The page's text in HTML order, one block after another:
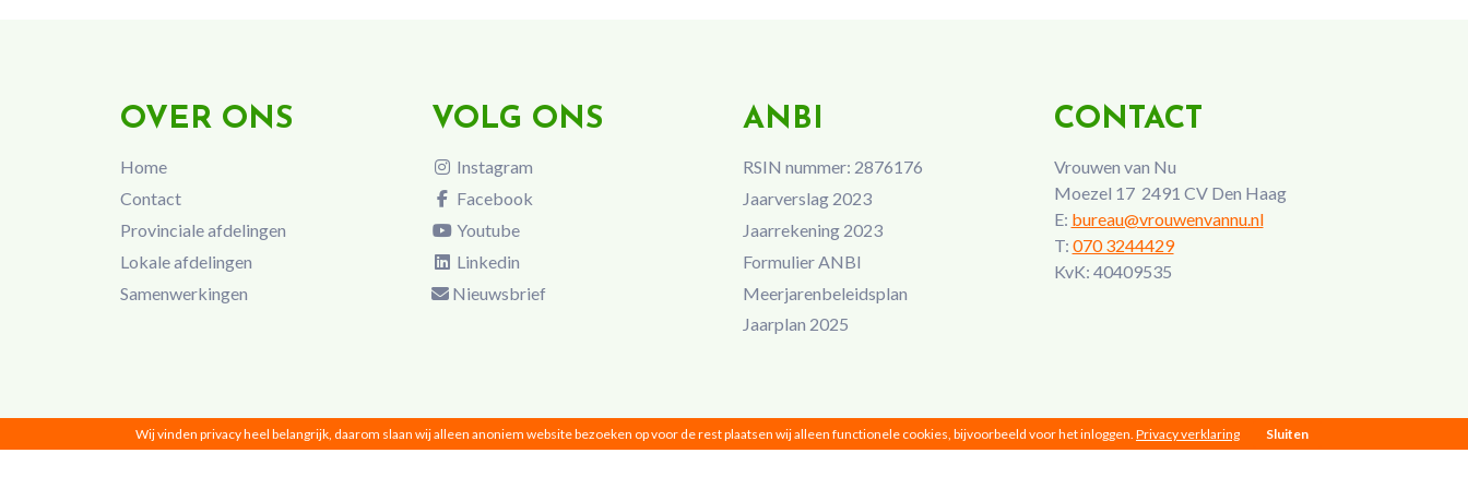
OVER ONS
Home
Contact
Provinciale afdelingen
Lokale afdelingen
Samenwerkingen
VOLG ONS
Instagram
Facebook
Youtube
Linkedin
Nieuwsbrief
ANBI
RSIN nummer: 2876176
Jaarverslag 2023
Jaarrekening 2023
Formulier ANBI
Meerjarenbeleidsplan
Jaarplan 2025
CONTACT
Vrouwen van Nu
Moezel 17 2491 CV Den Haag
E: bureau@vrouwenvannu.nl
T: 070 3244429
KvK: 40409535
Wij vinden privacy heel belangrijk, daarom slaan wij alleen anoniem website bezoeken op voor de rest plaatsen wij alleen functionele cookies, bijvoorbeeld voor het inloggen. Privacy verklaring Sluiten